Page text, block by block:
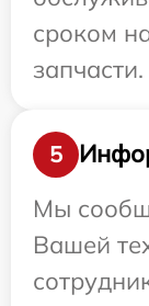
сроком
запчасти.
5
Мы
Вашей